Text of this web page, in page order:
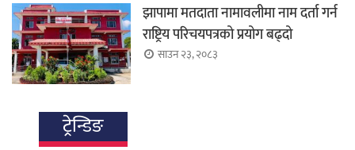
झापामा मतदाता नामावलीमा नाम दर्ता गर्न
राष्ट्रिय परिचयपत्रको प्रयोग बढ्दो
साउन २३, २०८३
ट्रेन्डिङ